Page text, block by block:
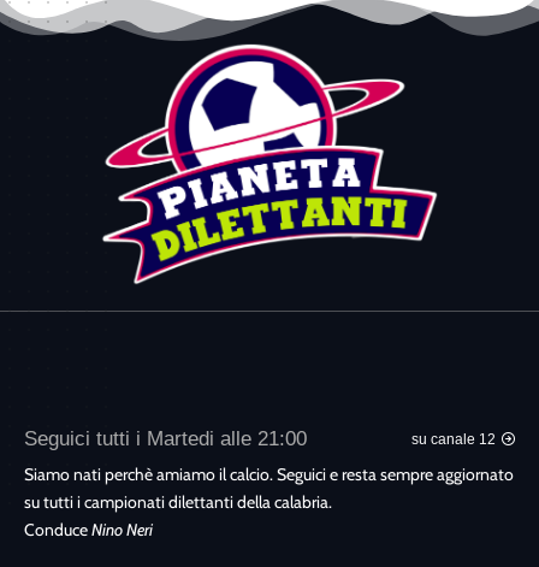
Seguici tutti i Martedi alle 21:00 su canale 12
Siamo nati perchè amiamo il calcio. Seguici e resta sempre aggiornato
su tutti i campionati dilettanti della calabria.
ConduceNino Neri